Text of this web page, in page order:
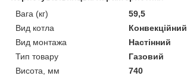
Вага (кг)
59,5
Вид котла
Конвекційний
Вид монтажа
Настінний
Тип товару
Газовий
Висота, мм
740